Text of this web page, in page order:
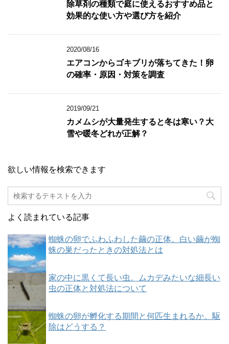
除草剤の種類で庭に使えるおすすめ品と
効果的な使い方や選び方を紹介
2020/08/16
エアコンからゴキブリが落ちてきた！卵
の確率・原因・対策を調査
2019/09/21
カメムシが大量発生すると冬は寒い？大
雪や暖冬どれが正解？
欲しい情報を検索できます
よく読まれている記事
蜘蛛の卵でふわふわした繭の正体。白い繭が蜘
蛛の巣だったときの対処法とは
家の中に黒くて長い虫。ムカデみたいな細長い
虫の正体と対処法について
蜘蛛の卵が孵化する期間と何匹生まれるか。駆
除はどうする？